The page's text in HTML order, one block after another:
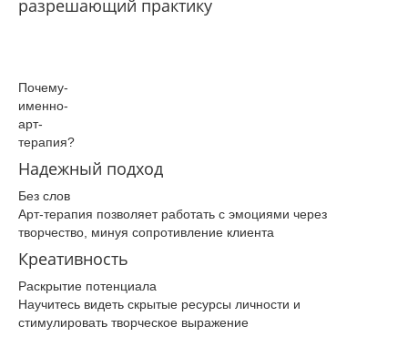
разрешающий практику
Почему­
именно­
арт-
терапия­?
Надежный подход
Без слов
Арт-терапия позволяет работать с эмоциями через
творчество, минуя сопротивление клиента
Креативность
Раскрытие потенциала
Научитесь видеть скрытые ресурсы личности и
стимулировать творческое выражение